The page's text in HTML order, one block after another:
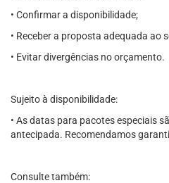
• Confirmar a disponibilidade;
• Receber a proposta adequada ao
• Evitar divergências no orçamento.
Sujeito à disponibilidade:
• As datas para pacotes especiais
antecipada. Recomendamos
Consulte também: